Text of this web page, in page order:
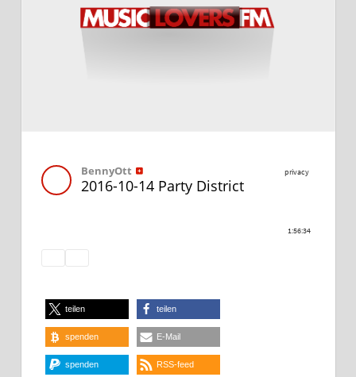
teilen teilen
spenden E-Mail
spenden RSS-feed